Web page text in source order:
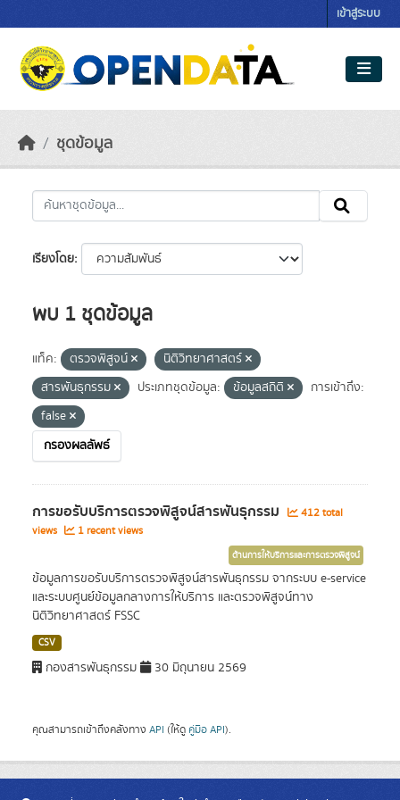
เข้าสู่ระบบ
ชุดข้อมูล
เรียงโดย
พบ 1 ชุดข้อมูล
แท็ค: ตรวจพิสูจน์
นิติวิทยาศาสตร์
สารพันธุกรรม
ประเภทชุดข้อมูล: ข้อมูลสถิติ
การเข้าถึง:
false
กรองผลลัพธ์
การขอรับบริการตรวจพิสูจน์สารพันธุกรรม
412 total
views
1 recent views
ด้านการให้บริการและการตรวจพิสูจน์
ข้อมูลการขอรับบริการตรวจพิสูจน์สารพันธุกรรม จากระบบ e-service
และระบบศูนย์ข้อมูลกลางการให้บริการ และตรวจพิสูจน์ทาง
นิติวิทยาศาสตร์ FSSC
CSV
กองสารพันธุกรรม 30 มิถุนายน 2569
คุณสามารถเข้าถึงคลังทาง API (ให้ดู คู่มือ API).